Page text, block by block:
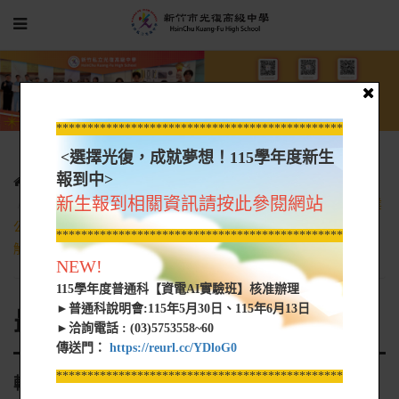
光復新聞
最新消息
轉知 致理學校財團法人致理科技大學與中華民國信託業商業同業
公會共同合作製作10支知識影片，以提升年輕世代對信託知識之瞭
解
最新消息
轉知 致理學校財團法人致理科技大學與中華民國
*****************************************************
<選擇光復，成就夢想！115學年度新生
報到中>
新生報到相關資訊請按此參閱網站
*****************************************************
NEW!
115學年度普通科【資電AI實驗班】核准辦理
►普通科說明會:115年5月30日、115年6月13日
►洽詢電話 : (03)5753558~60
傳送門： https://reurl.cc/YDloG0
*****************************************************